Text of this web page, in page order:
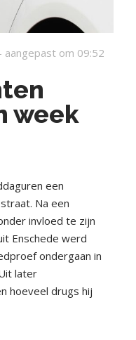
aangepast om 09:52
week
een
Na een
invloed te zijn
Enschede werd
ondergaan in
later
hoeveel drugs hij